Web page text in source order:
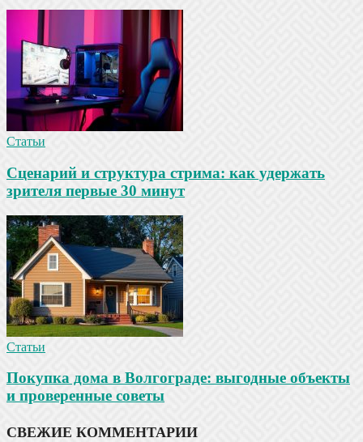
Статьи
Сценарий и структура стрима: как удержать
зрителя первые 30 минут
Статьи
Покупка дома в Волгограде: выгодные объекты
и проверенные советы
СВЕЖИЕ КОММЕНТАРИИ